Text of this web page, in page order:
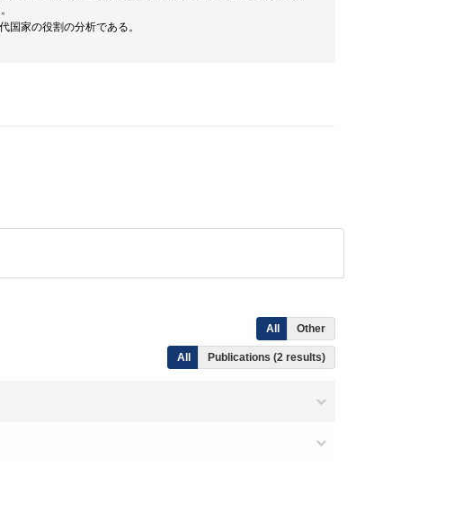
国家の役割の分析である。
All Other
All Publications (2 results)